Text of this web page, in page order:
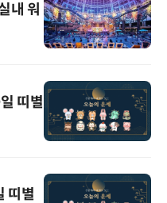
내 워
띠별
띠별